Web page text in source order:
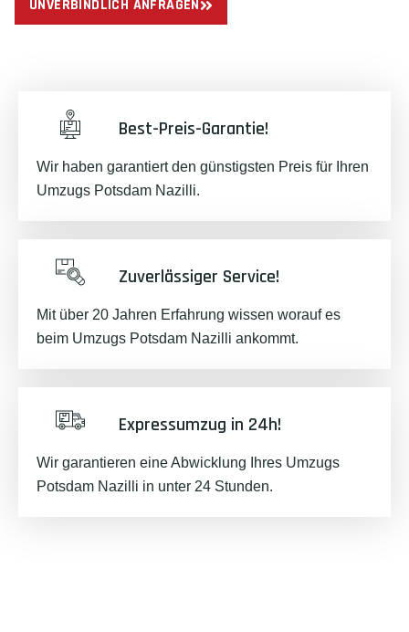
UNVERBINDLICH ANFRAGEN
Best-Preis-Garantie!
Wir haben garantiert den günstigsten Preis für Ihren
Umzugs Potsdam Nazilli.
Zuverlässiger Service!
Mit über 20 Jahren Erfahrung wissen worauf es
beim Umzugs Potsdam Nazilli ankommt.
Expressumzug in 24h!
Wir garantieren eine Abwicklung Ihres Umzugs
Potsdam Nazilli in unter 24 Stunden.